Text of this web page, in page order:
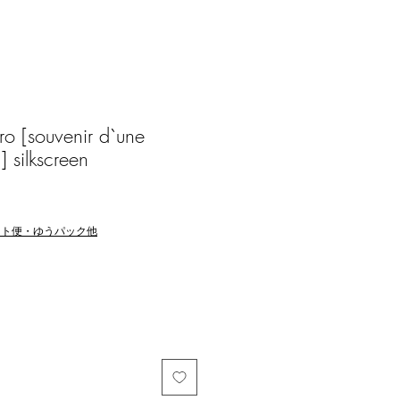
[souvenir d`une
便・ゆうパック他